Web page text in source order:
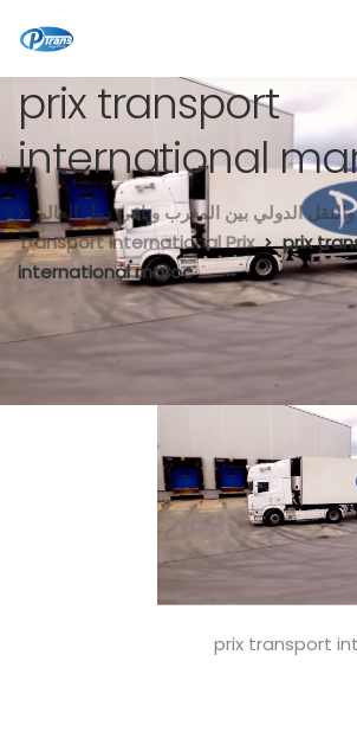
prix transport
international
الدولي بين المغرب وباقي دول العالم
Transport International Prix
prix
international maroc
prix transport